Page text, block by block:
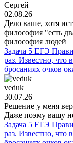
Сергей
02.08.26
Дело ваше, хотя
философия "есть
философия людей
Задача 5 ЕГЭ
раз. Известно,
бросаниях очков
veduk
30.07.26
Решение у меня
Даже поэму вашу
Задача 5 ЕГЭ
раз. Известно,